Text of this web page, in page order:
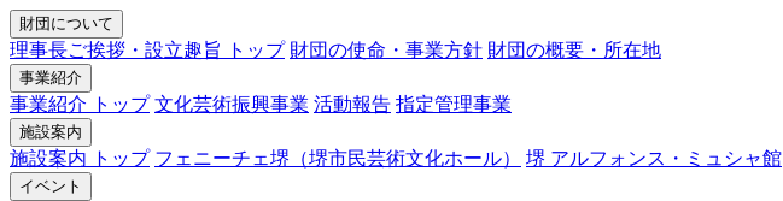
財団について
理事長ご挨拶・設立趣旨 トップ 財団の使命・事業方針 財団の概要・所在地
事業紹介
事業紹介 トップ 文化芸術振興事業 活動報告 指定管理事業
施設案内
施設案内 トップ フェニーチェ堺（堺市民芸術文化ホール） 堺 アルフォンス・ミュシャ館
イベント